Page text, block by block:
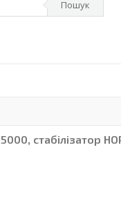
Пошук
стабілізатор